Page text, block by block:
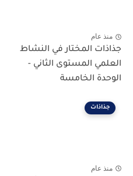
منذ عام
جذاذات المختار في النشاط
العلمي المستوى الثاني -
الوحدة الخامسة
جذاذات
منذ عام